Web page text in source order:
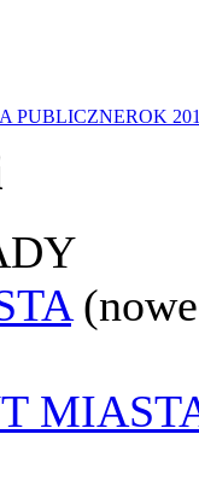
PUBLICZNEROK
(nowe